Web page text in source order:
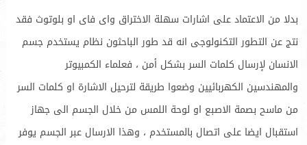
بدلا من الاعتماد على اشارات سهلة الاختراق واى فاى او بلوتوث فقد
نتج عن التطور التكنولوجى انه قد طور الباحثون نظام يستخدم جسم
الانسان لإرسال كلمات السر بشكل أمن ، فعلماء الكمبيوتر
والمهندسين الكهربائيين وضعوا طريقة لترحيل الاشارة او كلمات السر
من ماسح بصمة الاصبع او لوحة اللمس من خلال الجسم الى جهاز
استقبال ايضا على اتصال بالمستخدم ، وهذا الارسال عبر الجسم يوفر